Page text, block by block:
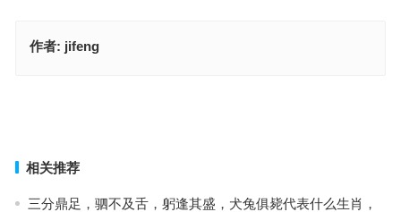
作者: jifeng
相关推荐
三分鼎足，驷不及舌，躬逢其盛，犬兔俱毙代表什么生肖，